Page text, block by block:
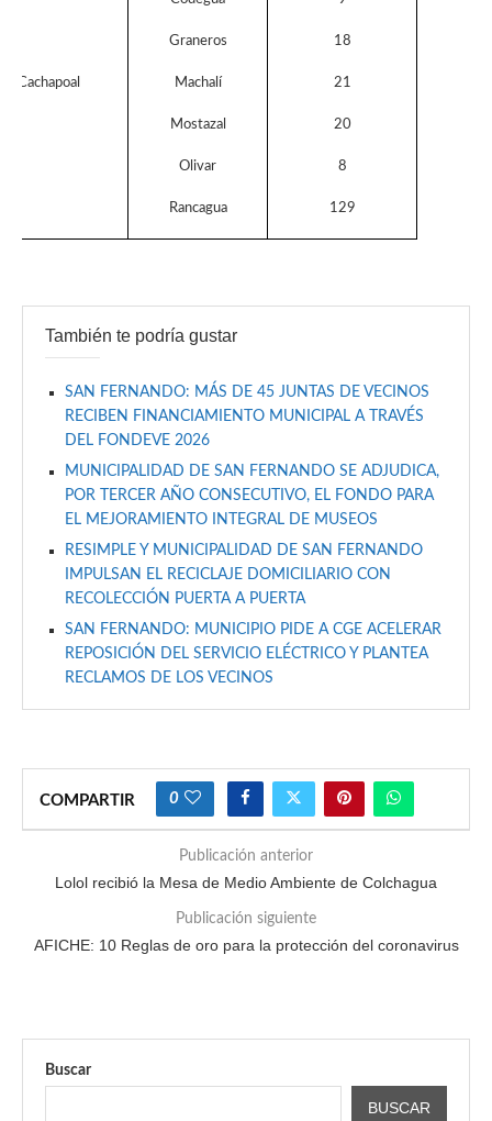
Graneros 18
Cachapoal Machalí 21
Mostazal 20
Olivar 8
Rancagua 129
También te podría gustar
SAN FERNANDO: MÁS DE 45 JUNTAS DE VECINOS
RECIBEN FINANCIAMIENTO MUNICIPAL A TRAVÉS
DEL FONDEVE 2026
MUNICIPALIDAD DE SAN FERNANDO SE ADJUDICA,
POR TERCER AÑO CONSECUTIVO, EL FONDO PARA
EL MEJORAMIENTO INTEGRAL DE MUSEOS
RESIMPLE Y MUNICIPALIDAD DE SAN FERNANDO
IMPULSAN EL RECICLAJE DOMICILIARIO CON
RECOLECCIÓN PUERTA A PUERTA
SAN FERNANDO: MUNICIPIO PIDE A CGE ACELERAR
REPOSICIÓN DEL SERVICIO ELÉCTRICO Y PLANTEA
RECLAMOS DE LOS VECINOS
COMPARTIR 0
Publicación anterior
Lolol recibió la Mesa de Medio Ambiente de Colchagua
Publicación siguiente
AFICHE: 10 Reglas de oro para la protección del coronavirus
Buscar
BUSCAR